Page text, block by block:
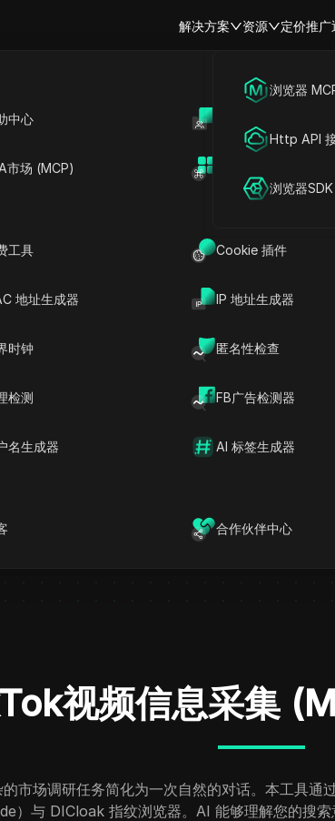
解决方案
海外社媒营销
广告投放
账号共享
资源
中心
市场 (MCP)
工具 Cookie 插件
地址生成器 IP 地址生成器
时钟 匿名性检查
检测 FB广告检测器
名生成器 AI 标签生成器
合作伙伴中心
定价推广
浏览器
Http API
浏览器SDK
采集器
与数据挖掘专
于手动搜索效率低
关键词搜索与采集
您只需告诉 AI 一个关
搜索行为，批量抓取
间，助您快人一步发
视频信息采集
的市场调研任务简化为一次自然的对话。本工具通
）与 DICloak 指纹浏览器。AI 能够理解您的搜